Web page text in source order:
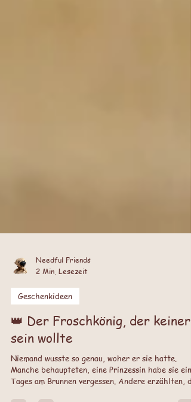
Needful Friends
2 Min. Lesezeit
Geschenkideen
👑 Der Froschkönig, der keiner
sein wollte